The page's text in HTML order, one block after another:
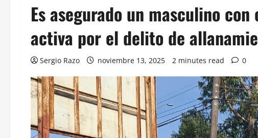
Es asegurado un masculino
activa por el delito de
Sergio Razo noviembre 13, 2025 2 minutes read 0